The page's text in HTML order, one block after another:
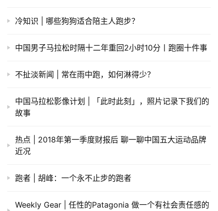
冷知识 | 哪些狗狗适合陪主人跑步？
中国男子马拉松时隔十二年重回2小时10分丨跑圈十件事
不扯淡新闻 | 常在雨中跑，如何淋得少？
中国马拉松影像计划 | 「此时此刻」，照片记录下我们的
故事
热点 | 2018年第一季度财报后 聊一聊中国五大运动品牌
近况
跑者 | 胡峰：一个永不止步的跑者
Weekly Gear | 任性的Patagonia 做一个有社会责任感的